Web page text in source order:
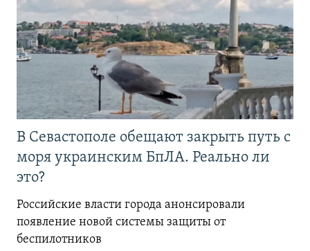
В Севастополе обещают закрыть путь с
моря украинским БпЛА. Реально ли
это?
Российские власти города анонсировали
появление новой системы защиты от
беспилотников